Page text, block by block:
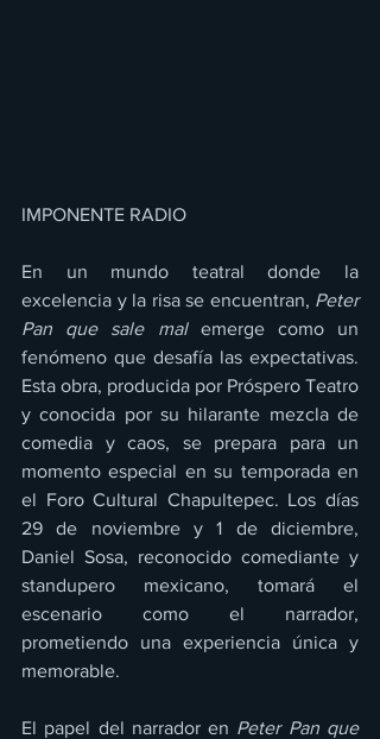
IMPONENTE RADIO
En un mundo teatral donde la
excelencia y la risa se encuentran, Peter
Pan que sale mal emerge como un
fenómeno que desafía las expectativas.
Esta obra, producida por Próspero Teatro
y conocida por su hilarante mezcla de
comedia y caos, se prepara para un
momento especial en su temporada en
el Foro Cultural Chapultepec. Los días
29 de noviembre y 1 de diciembre,
Daniel Sosa, reconocido comediante y
standupero mexicano, tomará el
escenario como el narrador,
prometiendo una experiencia única y
memorable.
El papel del narrador en Peter Pan que